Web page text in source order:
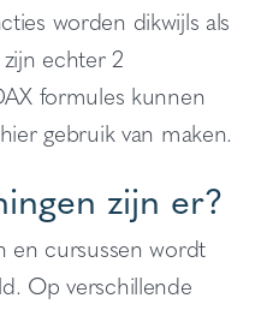
worden dikwijls als
echter 2
formules kunnen
gebruik van maken.
zijn er?
en cursussen wordt
Op verschillende